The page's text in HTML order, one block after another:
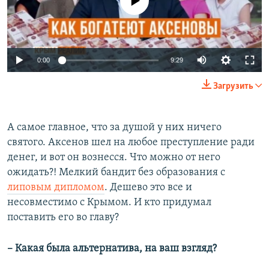
0:00 9:29
Загрузить
​А самое главное, что за душой у них ничего
святого. Аксенов шел на любое преступление ради
денег, и вот он вознесся. Что можно от него
ожидать?! Мелкий бандит без образования с
липовым дипломом. Дешево это все и
несовместимо с Крымом. И кто придумал
поставить его во главу?
– Какая была альтернатива, на ваш взгляд?